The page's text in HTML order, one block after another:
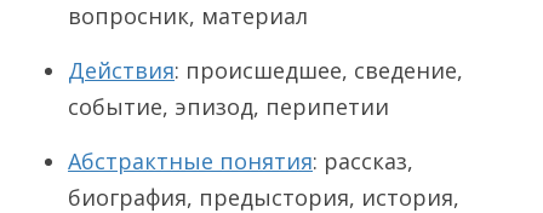
вопросник, материал
Действия: происшедшее, сведение,
событие, эпизод, перипетии
Абстрактные понятия: рассказ,
биография, предыстория, история,